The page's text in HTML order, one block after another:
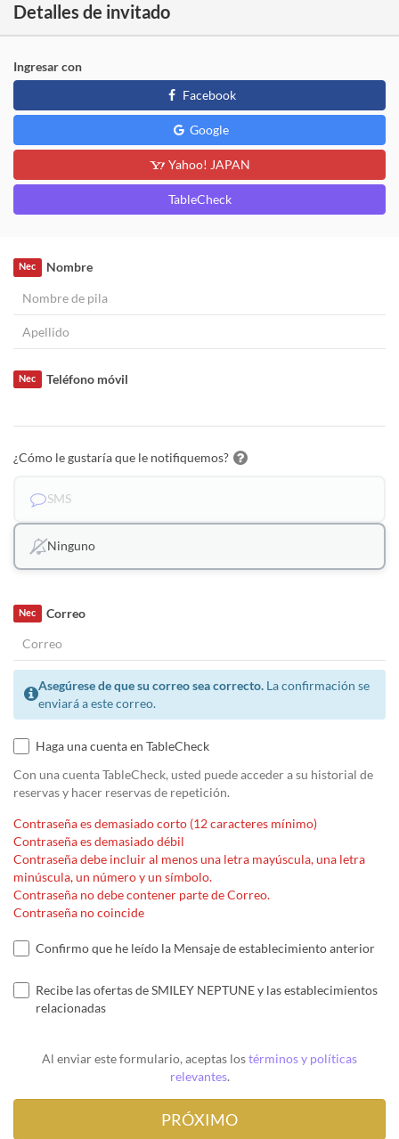
Detalles de invitado
Ingresar con
Facebook
Google
Yahoo! JAPAN
TableCheck
Nombre
Nec
Teléfono móvil
Nec
¿Cómo le gustaría que le notifiquemos?
SMS
Ninguno
Correo
Nec
Asegúrese de que su correo sea correcto. La confirmación se
enviará a este correo.
Haga una cuenta en TableCheck
Con una cuenta TableCheck, usted puede acceder a su historial de
reservas y hacer reservas de repetición.
Contraseña es demasiado corto (12 caracteres mínimo)
Contraseña es demasiado débil
Contraseña debe incluir al menos una letra mayúscula, una letra
minúscula, un número y un símbolo.
Contraseña no debe contener parte de Correo.
Contraseña no coincide
Confirmo que he leído la Mensaje de establecimiento anterior
Recibe las ofertas de SMILEY NEPTUNE y las establecimientos
relacionadas
Al enviar este formulario, aceptas lostérminos y políticas
relevantes.